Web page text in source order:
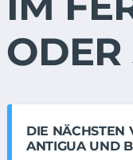
ODER
DIE NÄCHSTEN
ANTIGUA UND